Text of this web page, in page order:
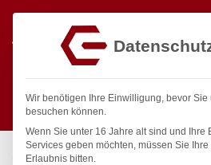
Start / Gastronomiebedarf & Gastro
Wir benötigen Ihre Einwilligung, bevor
besuchen können.
Wenn Sie unter 16 Jahre alt sind und Ihre
Services geben möchten, müssen Sie
Erlaubnis bitten.